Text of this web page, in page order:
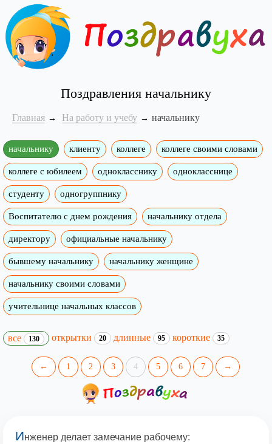
Поздравления начальнику
Главная На работу и учебу начальнику
начальнику клиенту коллеге коллеге своими словами
коллеге с юбилеем однокласснику однокласснице
студенту одногруппнику
Воспитателю с днем рождения начальнику отдела
директору официальные начальнику
бывшему начальнику начальнику женщине
начальнику своими словами
учительнице начальных классов
все 130 открытки 20 длинные 95 короткие 35
← 1 2 3 4 5 6 7 →
Инженер делает замечание рабочему: